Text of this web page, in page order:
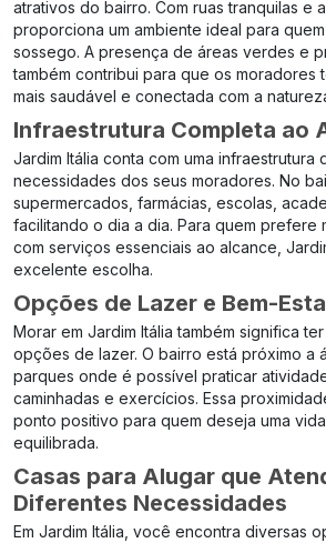
atrativos do bairro. Com ruas tranquilas e
proporciona um ambiente ideal para
sossego. A presença de áreas verdes e
também contribui para que os moradores
mais saudável e conectada com a
Infraestrutura Completa ao
Jardim Itália conta com uma infraestrutura
necessidades dos seus moradores. No
supermercados, farmácias, escolas,
facilitando o dia a dia. Para quem prefere
com serviços essenciais ao alcance,
excelente escolha.
Opções de Lazer e Bem-
Morar em Jardim Itália também significa
opções de lazer. O bairro está próximo a
parques onde é possível praticar
caminhadas e exercícios. Essa
ponto positivo para quem deseja uma
equilibrada.
Casas para Alugar que
Diferentes Necessidades
Em Jardim Itália, você encontra diversas